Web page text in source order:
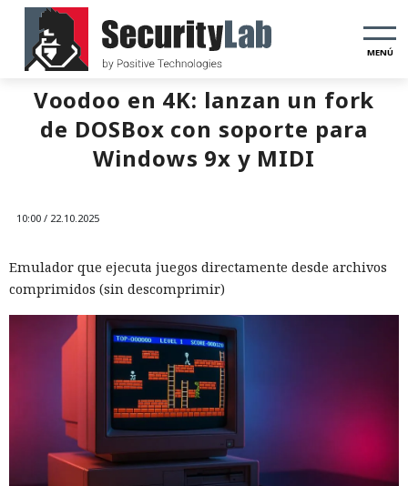
MENÚ
Voodoo en 4K: lanzan un fork
de DOSBox con soporte para
Windows 9x y MIDI
10:00 / 22.10.2025
Emulador que ejecuta juegos directamente desde archivos
comprimidos (sin descomprimir)